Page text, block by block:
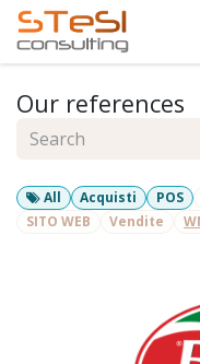
Skip to Content
Our references
All Acquisti POS
SITO WEB
Vendite